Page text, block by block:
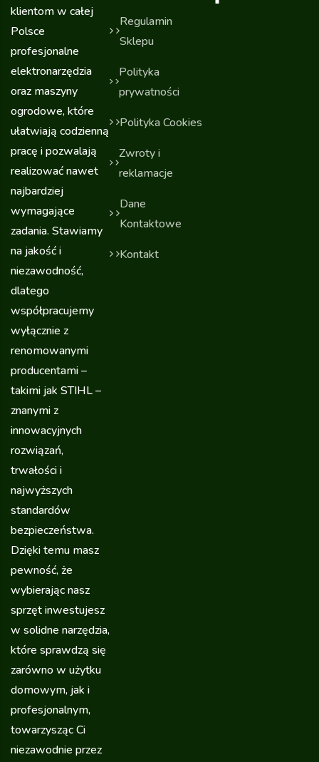
klientom w całej
Polsce
profesjonalne
elektronarzędzia
oraz maszyny
ogrodowe, które
ułatwiają codzienną
pracę i pozwalają
realizować nawet
najbardziej
wymagające
zadania. Stawiamy
na jakość i
niezawodność,
dlatego
współpracujemy
wyłącznie z
renomowanymi
producentami –
takimi jak STIHL –
znanymi z
innowacyjnych
rozwiązań,
trwałości i
najwyższych
standardów
bezpieczeństwa.
Dzięki temu masz
pewność, że
wybierając nasz
sprzęt inwestujesz
w solidne narzędzia,
które sprawdzą się
zarówno w użytku
domowym, jak i
profesjonalnym,
towarzysząc Ci
niezawodnie przez
Regulamin
Sklepu
Polityka
prywatności
Polityka Cookies
Zwroty i
reklamacje
Dane
Kontaktowe
Kontakt